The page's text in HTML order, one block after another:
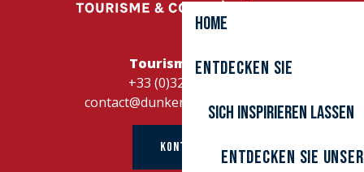
Home
Entdecken Sie
Sich inspirieren lassen
Entdecken Sie
Tourismusbüro
+33 (0)328262728
contact@dunkerque-tourisme.fr
KONTAKT